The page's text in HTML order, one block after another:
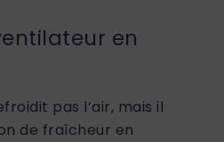
en
pas l’air, mais il
de fraîcheur en